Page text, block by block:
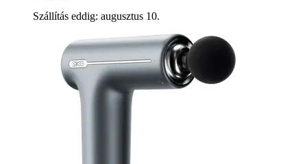
Szállítás eddig: augusztus 10.